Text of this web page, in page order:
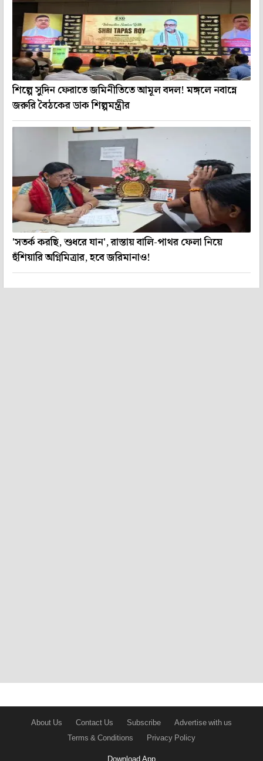
শিল্পে সুদিন ফেরাতে জমিনীতিতে আমূল বদল! মঙ্গলে নবান্নে
জরুরি বৈঠকের ডাক শিল্পমন্ত্রীর
'সতর্ক করছি, শুধরে যান', রাস্তায় বালি-পাথর ফেলা নিয়ে
হুঁশিয়ারি অগ্নিমিত্রার, হবে জরিমানাও!
About Us Contact Us Subscribe
Advertise with us
Terms & Conditions
Privacy Policy